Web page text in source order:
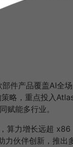
件产品覆盖AI全场
略，重点投入
赋能多行业。
算力增长远超
力伙伴创新，推出